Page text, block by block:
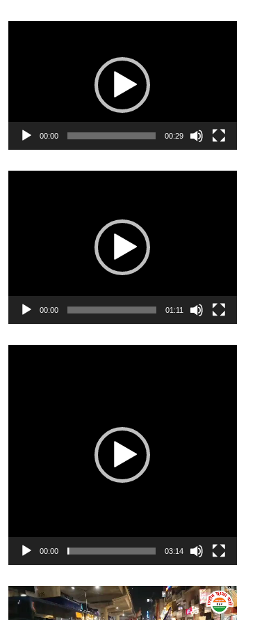
00:00 00:29
00:00 01:11
00:00 03:14
Video
Player